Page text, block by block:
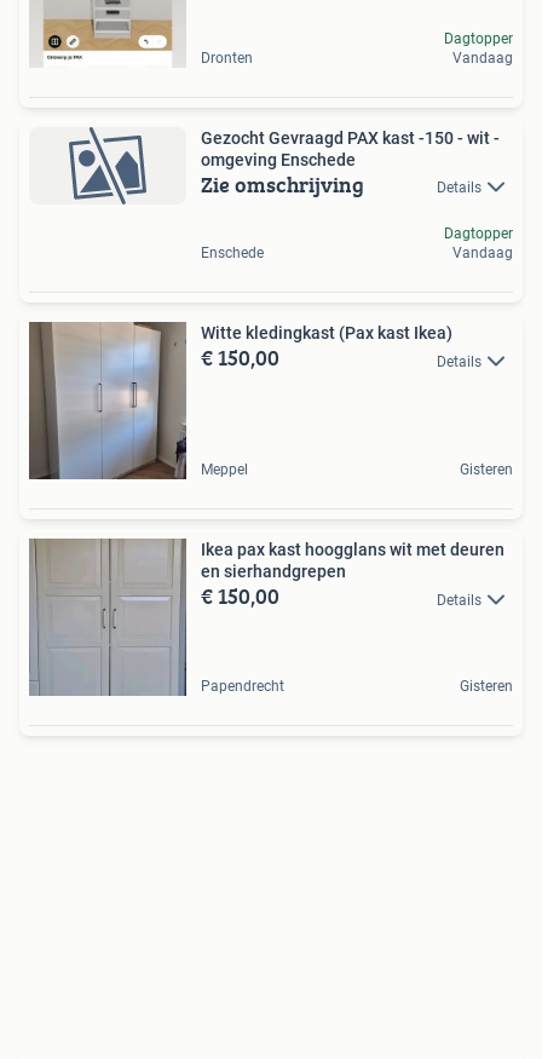
Dronten
Dagtopper
Vandaag
Gezocht Gevraagd PAX kast -150 - wit -
omgeving Enschede
Zie omschrijving Details
Enschede
Dagtopper
Vandaag
Witte kledingkast (Pax kast Ikea)
€ 150,00 Details
Meppel Gisteren
Ikea pax kast hoogglans wit met deuren
en sierhandgrepen
€ 150,00 Details
Papendrecht Gisteren